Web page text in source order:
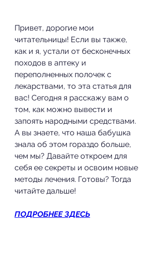
Привет, дорогие мои
читательницы! Если вы также,
как и я, устали от бесконечных
походов в аптеку и
переполненных полочек с
лекарствами, то эта статья для
вас! Сегодня я расскажу вам о
том, как можно вывести и
запоять народными средствами.
А вы знаете, что наша бабушка
знала об этом гораздо больше,
чем мы? Давайте откроем для
себя ее секреты и освоим новые
методы лечения. Готовы? Тогда
читайте дальше!
ПОДРОБНЕЕ ЗДЕСЬ